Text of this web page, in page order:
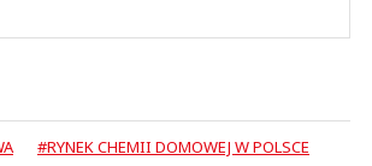
#RYNEK CHEMII DOMOWEJ W POLSCE